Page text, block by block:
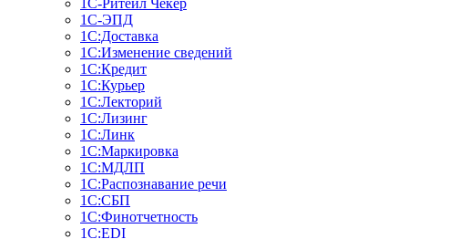
1С-Ритейл Чекер
1С-ЭПД
1С:Доставка
1С:Изменение сведений
1С:Кредит
1С:Курьер
1С:Лекторий
1С:Лизинг
1С:Линк
1С:Маркировка
1С:МДЛП
1С:Распознавание речи
1С:СБП
1С:Финотчетность
1С:EDI